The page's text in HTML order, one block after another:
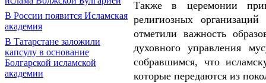
В России появится Исламская
академия
В Татарстане заложили
капсулу в основание
Болгарской исламской
академии
Также в церемонии
религиозных
отметили важность
духовного управления
собравшимся, что
которые передаются из